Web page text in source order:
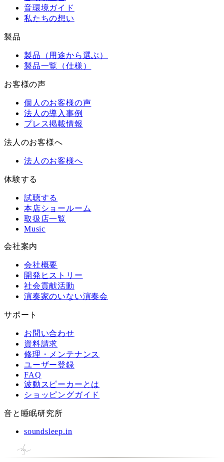
音環境ガイド
私たちの想い
製品
製品（用途から選ぶ）
製品一覧（仕様）
お客様の声
個人のお客様の声
法人の導入事例
プレス掲載情報
法人のお客様へ
法人のお客様へ
体験する
試聴する
本店ショールーム
取扱店一覧
Music
会社案内
会社概要
開発ヒストリー
社会貢献活動
演奏家のいない演奏会
サポート
お問い合わせ
資料請求
修理・メンテナンス
ユーザー登録
FAQ
波動スピーカーとは
ショッピングガイド
音と睡眠研究所
soundsleep.in